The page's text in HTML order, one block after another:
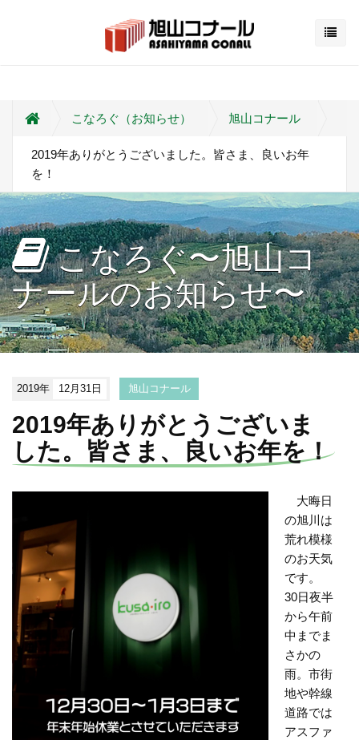
こなろぐ（お知らせ） 旭山コナール
2019年ありがとうございました。皆さま、良いお年
を！
こなろぐ〜旭山コ
ナールのお知らせ〜
2019年 12月31日 旭山コナール
2019年ありがとうございま
した。皆さま、良いお年を！
大晦日
の旭川は
荒れ模様
のお天気
です。
30日夜半
から午前
中までま
さかの
雨。市街
地や幹線
道路では
アスファ